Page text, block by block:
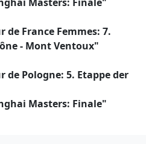
de France Femmes: 7.
- Mont Ventoux"
de Pologne: 5. Etappe der
Masters: Finale"